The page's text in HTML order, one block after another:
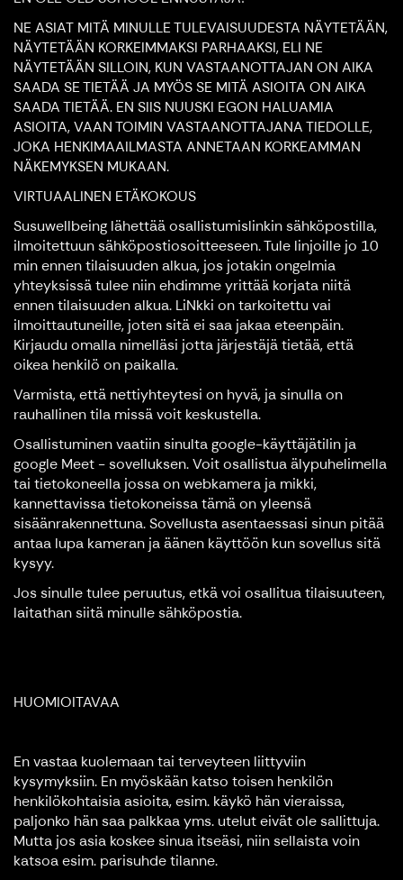
NE ASIAT MITÄ MINULLE TULEVAISUUDESTA NÄYTETÄÄN,
NÄYTETÄÄN KORKEIMMAKSI PARHAAKSI, ELI NE
NÄYTETÄÄN SILLOIN, KUN VASTAANOTTAJAN ON AIKA
SAADA SE TIETÄÄ JA MYÖS SE MITÄ ASIOITA ON AIKA
SAADA TIETÄÄ. EN SIIS NUUSKI EGON HALUAMIA
ASIOITA, VAAN TOIMIN VASTAANOTTAJANA TIEDOLLE,
JOKA HENKIMAAILMASTA ANNETAAN KORKEAMMAN
NÄKEMYKSEN MUKAAN.
VIRTUAALINEN ETÄKOKOUS
Susuwellbeing lähettää osallistumislinkin sähköpostilla,
ilmoitettuun sähköpostiosoitteeseen. Tule linjoille jo 10
min ennen tilaisuuden alkua, jos jotakin ongelmia
yhteyksissä tulee niin ehdimme yrittää korjata niitä
ennen tilaisuuden alkua. LiNkki on tarkoitettu vai
ilmoittautuneille, joten sitä ei saa jakaa eteenpäin.
Kirjaudu omalla nimelläsi jotta järjestäjä tietää, että
oikea henkilö on paikalla.
Varmista, että nettiyhteytesi on hyvä, ja sinulla on
rauhallinen tila missä voit keskustella.
Osallistuminen vaatiin sinulta google-käyttäjätilin ja
google Meet - sovelluksen. Voit osallistua älypuhelimella
tai tietokoneella jossa on webkamera ja mikki,
kannettavissa tietokoneissa tämä on yleensä
sisäänrakennettuna. Sovellusta asentaessasi sinun pitää
antaa lupa kameran ja äänen käyttöön kun sovellus sitä
kysyy.
Jos sinulle tulee peruutus, etkä voi osallitua tilaisuuteen,
laitathan siitä minulle sähköpostia.
HUOMIOITAVAA
En vastaa kuolemaan tai terveyteen liittyviin
kysymyksiin. En myöskään katso toisen henkilön
henkilökohtaisia asioita, esim. käykö hän vieraissa,
paljonko hän saa palkkaa yms. utelut eivät ole sallittuja.
Mutta jos asia koskee sinua itseäsi, niin sellaista voin
katsoa esim. parisuhde tilanne.